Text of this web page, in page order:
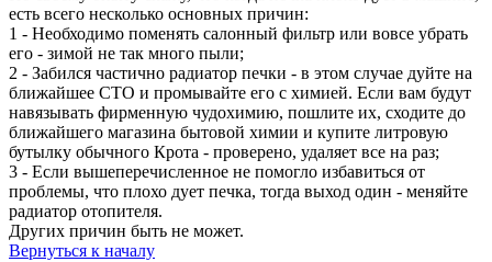
есть всего несколько основных причин:
1 - Необходимо поменять салонный фильтр или вовсе убрать
его - зимой не так много пыли;
2 - Забился частично радиатор печки - в этом случае дуйте на
ближайшее СТО и промывайте его с химией. Если вам будут
навязывать фирменную чудохимию, пошлите их, сходите до
ближайшего магазина бытовой химии и купите литровую
бутылку обычного Крота - проверено, удаляет все на раз;
3 - Если вышеперечисленное не помогло избавиться от
проблемы, что плохо дует печка, тогда выход один - меняйте
радиатор отопителя.
Других причин быть не может.
Вернуться к началу